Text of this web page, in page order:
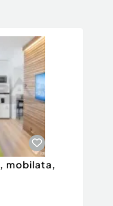
mobilata,